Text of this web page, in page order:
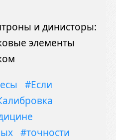
и динисторы:
элементы
#Если
#точности